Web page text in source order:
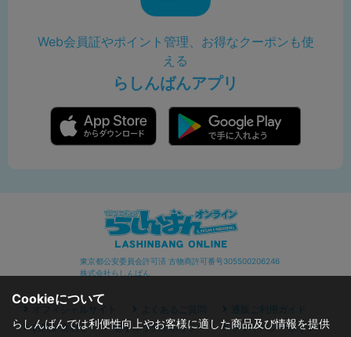
Web会員証やポイント管理、お得なクーポンも使
える
らしんばんアプリ
東京都公安委員会許可済 古物商許可番号305500206246
株式会社らしんばん
オフィシャルサイト よくあるご質問
通販ご利用ガイド
お問い合わせ
セキュリティポリシー プライバシーポリシー
Cookieについて
らしんばんでは利便性向上やお客様に適した商品及び情報を提供